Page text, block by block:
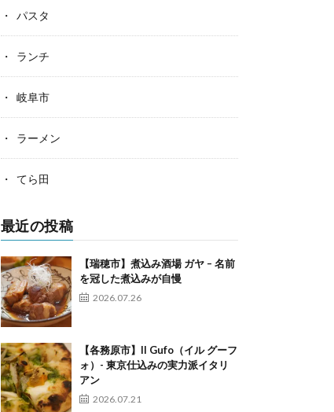
パスタ
ランチ
岐阜市
ラーメン
てら田
最近の投稿
【瑞穂市】煮込み酒場 ガヤ – 名前
を冠した煮込みが自慢
2026.07.26
【各務原市】Il Gufo（イル グーフ
ォ）- 東京仕込みの実力派イタリ
アン
2026.07.21